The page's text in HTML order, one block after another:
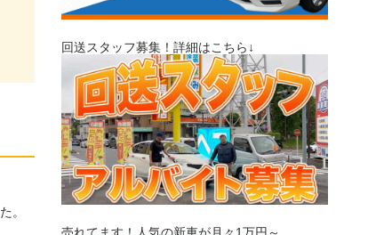
。
回送スタッフ募集！詳細はこちら↓